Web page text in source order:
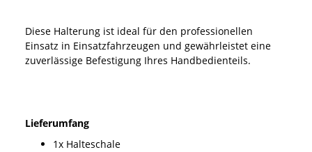
Diese Halterung ist ideal für den professionellen
Einsatz in Einsatzfahrzeugen und gewährleistet eine
zuverlässige Befestigung Ihres Handbedienteils.
Lieferumfang
1x Halteschale